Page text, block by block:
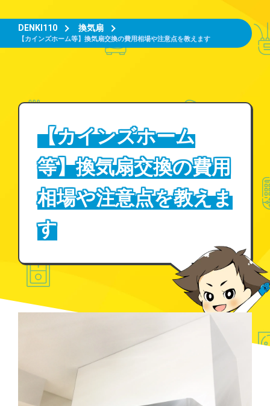
DENKI110 換気扇
【カインズホーム等】換気扇交換の費用相場や注意点を教えます
【カインズホーム
等】換気扇交換の費用
相場や注意点を教えま
す